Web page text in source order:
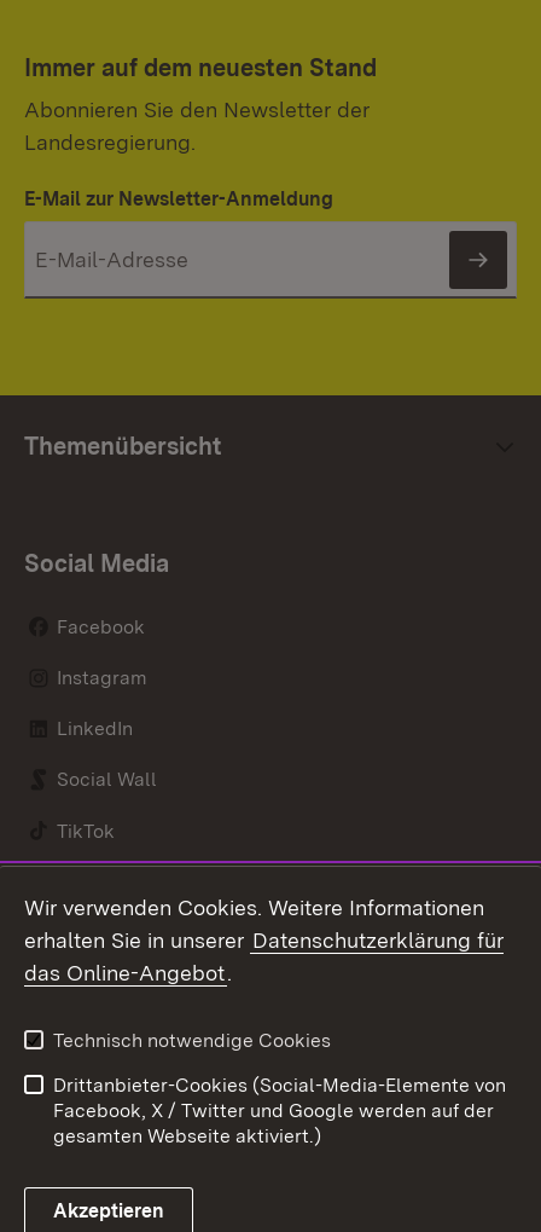
Immer auf dem neuesten Stand
Abonnieren Sie den Newsletter der
Landesregierung.
E-Mail zur Newsletter-Anmeldung
Themenübersicht
Social Media
Facebook
Instagram
LinkedIn
Social Wall
TikTok
Link zum Landesportal
Kontakt
Barrierefreiheit
Impressum
Cookies
Wir verwenden Cookies. Weitere Informationen
erhalten Sie in unserer Datenschutzerklärung für
das Online-Angebot.
Technisch notwendige Cookies
Drittanbieter-Cookies (Social-Media-Elemente von
Facebook, X / Twitter und Google werden auf der
gesamten Webseite aktiviert.)
Akzeptieren